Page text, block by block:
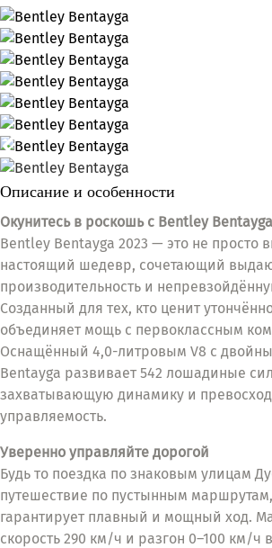
Описание и особенности
Окунитесь в роскошь с Bentley
Bentley Bentayga 2023 — это не просто
настоящий шедевр, сочетающий
производительность и
Созданный для тех, кто ценит
объединяет мощь с первоклассным
Оснащённый 4,0-литровым V8 с
Bentayga развивает 542 лошадиные
захватывающую динамику и
управляемость.
Уверенно управляйте дорогой
Будь то поездка по знаковым улицам
путешествие по пустынным
гарантирует плавный и мощный ход.
скорость 290 км/ч и разгон 0–100 км/ч